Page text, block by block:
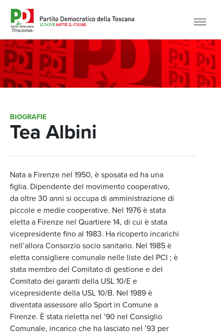
BIOGRAFIE
Tea Albini
Nata a Firenze nel 1950, è sposata ed ha una
figlia. Dipendente del movimento cooperativo,
da oltre 30 anni si occupa di amministrazione di
piccole e medie cooperative. Nel 1976 è stata
eletta a Firenze nel Quartiere 14, di cui è stata
vicepresidente fino al 1983. Ha ricoperto incarichi
nell’allora Consorzio socio sanitario. Nel 1985 è
eletta consigliere comunale nelle liste del PCI ; è
stata membro del Comitato di gestione e del
Comitato dei garanti della USL 10/E e
vicepresidente della USL 10/B. Nel 1989 è
diventata assessore allo Sport in Comune a
Firenze. È stata rieletta nel ’90 nel Consiglio
Comunale, incarico che ha lasciato nel ’93 per